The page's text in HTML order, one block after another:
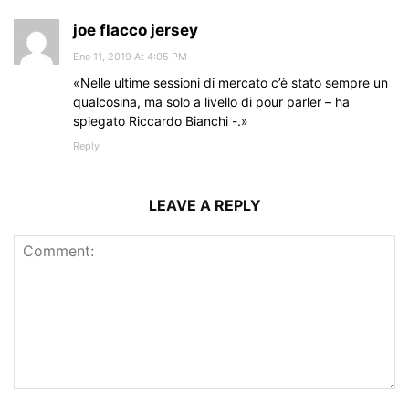
joe flacco jersey
Ene 11, 2019 At 4:05 PM
«Nelle ultime sessioni di mercato c’è stato sempre un
qualcosina, ma solo a livello di pour parler – ha
spiegato Riccardo Bianchi -.»
Reply
LEAVE A REPLY